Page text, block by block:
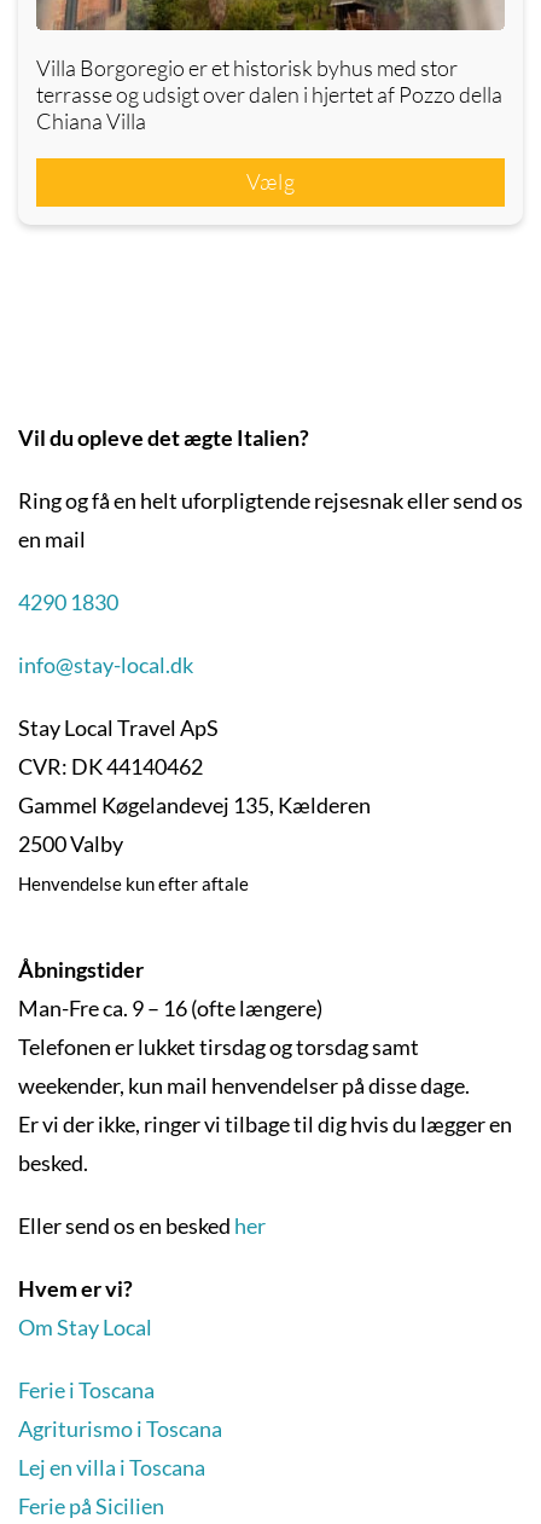
Villa Borgoregio er et historisk byhus med stor
terrasse og udsigt over dalen i hjertet af Pozzo della
Chiana Villa
Vælg
Vil du opleve det ægte Italien?
Ring og få en helt uforpligtende rejsesnak eller send os
en mail
4290 1830
info@stay-local.dk
Stay Local Travel ApS
CVR: DK 44140462
Gammel Køgelandevej 135, Kælderen
2500 Valby
Henvendelse kun efter aftale
Åbningstider
Man-Fre ca. 9 – 16 (ofte længere)
Telefonen er lukket tirsdag og torsdag samt
weekender, kun mail henvendelser på disse dage.
Er vi der ikke, ringer vi tilbage til dig hvis du lægger en
besked.
Eller send os en besked her
Hvem er vi?
Om Stay Local
Ferie i Toscana
Agriturismo i Toscana
Lej en villa i Toscana
Ferie på Sicilien